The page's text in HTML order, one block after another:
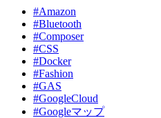
#Amazon
#Bluetooth
#Composer
#CSS
#Docker
#Fashion
#GAS
#GoogleCloud
#Googleマップ